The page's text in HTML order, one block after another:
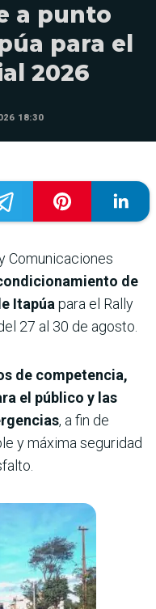
a punto
para el
2026
18:30
Comunicaciones
de
Itapúapara el Rally
27 al 30 de agosto.
de competencia,
el público y las
, a fin de
y máxima seguridad